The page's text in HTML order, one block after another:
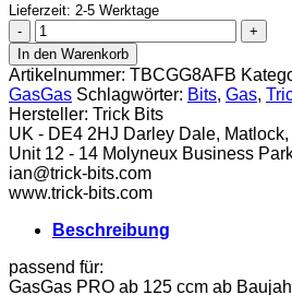
Lieferzeit: 2-5 Werktage
Trick
Bits
Zündungsdeckel
Gas
Gas
ab
05
FB
Menge
In den Warenkorb
Artikelnummer: TBCGG8AFB
GasGas Schlagwörter: Bits, Gas,
Hersteller: Trick Bits
UK - DE4 2HJ Darley Dale,
Unit 12 - 14 Molyneux Business
ian@trick-bits.com
www.trick-bits.com
Beschreibung
passend für:
GasGas PRO ab 125 ccm ab